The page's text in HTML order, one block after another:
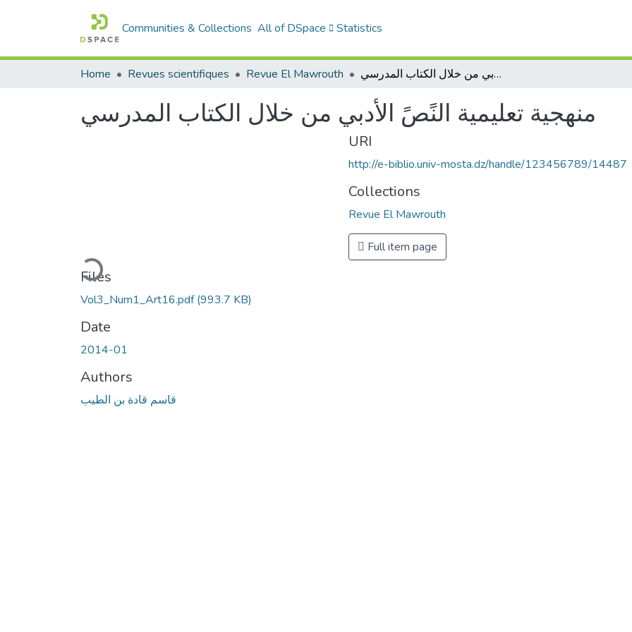
Communities & Collections All of DSpace Statistics
Home Revues scientifiques Revue El Mawrouth منهجية تعليمية النًصً الأدبي من خلال الكتاب المدرسي
منهجية تعليمية النًصً الأدبي من خلال الكتاب المدرسي
Loading...
Files
Vol3_Num1_Art16.pdf(993.7 KB)
Date
2014-01
Authors
قاسم قادة بن الطيب
URI
http://e-biblio.univ-mosta.dz/handle/123456789/14487
Collections
Revue El Mawrouth
Full item page